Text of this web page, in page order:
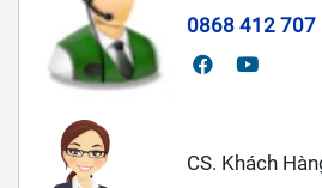
0868 412 707
CS. Khách